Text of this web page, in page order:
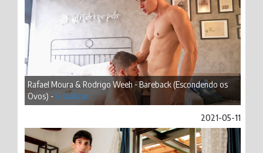
Rafael Moura & Rodrigo Weeh - Bareback (Escondendo os
Ovos) -Visualizar
2021-05-11